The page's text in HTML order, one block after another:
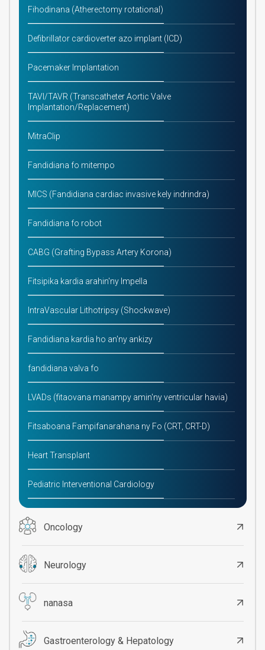
Fihodinana (Atherectomy rotational)
Defibrillator cardioverter azo implant (ICD)
Pacemaker Implantation
TAVI/TAVR (Transcatheter Aortic Valve
Implantation/Replacement)
MitraClip
Fandidiana fo mitempo
MICS (Fandidiana cardiac invasive kely indrindra)
Fandidiana fo robot
CABG (Grafting Bypass Artery Korona)
Fitsipika kardia arahin'ny Impella
IntraVascular Lithotripsy (Shockwave)
Fandidiana kardia ho an'ny ankizy
fandidiana valva fo
LVADs (fitaovana manampy amin'ny ventricular havia)
Fitsaboana Fampifanarahana ny Fo (CRT, CRT-D)
Heart Transplant
Pediatric Interventional Cardiology
Oncology
Neurology
nanasa
Gastroenterology & Hepatology